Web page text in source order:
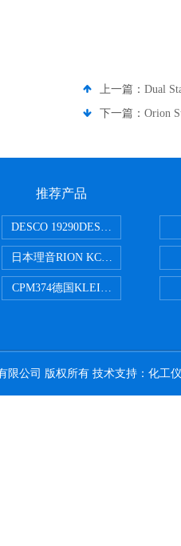
上一篇： Dual
下一篇： Orion
推荐产品
DESCO 19290DESCO 19290重锤
日本理音RION KC-51/KC-52便携
CPM374德国KLEINWAECHTER
限公司 版权所有 技术支持： 化工